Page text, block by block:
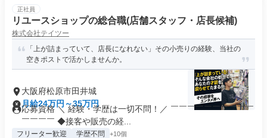
正社員
リユースショップの総合職(店舗スタッフ・店長候補)
株式会社テイツー
「上が詰まっていて、店長になれない」その小売りの経験、当社の
空きポストで活かしませんか。
大阪府松原市田井城
月給24万円～35万円
応募資格 ＼ 経験・学歴は一切不問！／ ￣￣￣￣￣￣￣￣￣￣
￣￣￣￣ ◆接客や販売の経...
フリーター歓迎 学歴不問 +10個